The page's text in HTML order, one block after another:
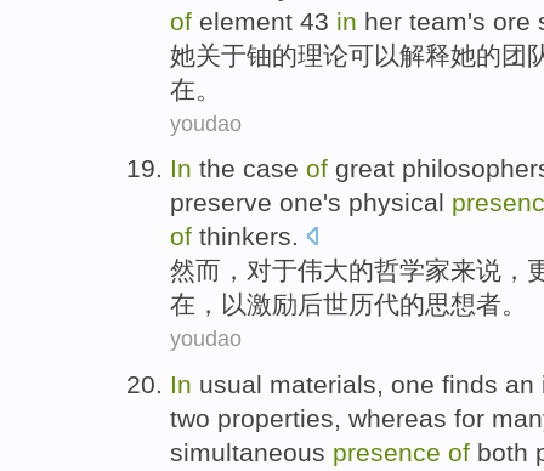
of element 43 in her team's ore
她关于铀的理论可以解释她的团
在 。
youdao
In the case of great
preserve one's physical
of thinkers.
然而 ， 对于伟大的哲学家来说 ，
在 ， 以激励后世历代的思想者。
youdao
In usual materials, one finds an
two properties, whereas for
simultaneous presence of both